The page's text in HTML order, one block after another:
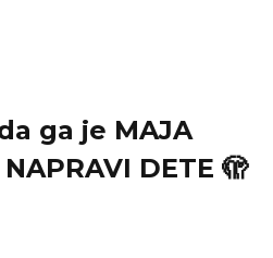
ga je MAJA
DETE 🫣